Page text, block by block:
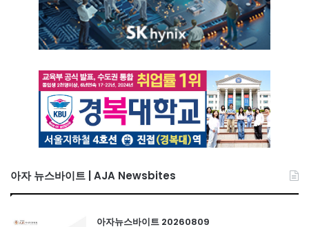
아자 뉴스바이트 | AJA Newsbites
아자뉴스바이트 20260809